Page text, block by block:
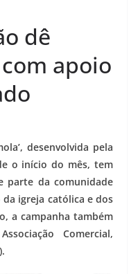
dê
com apoio
desenvolvida pela
o início do mês, tem
parte da comunidade
igreja católica e dos
a campanha também
Comercial,